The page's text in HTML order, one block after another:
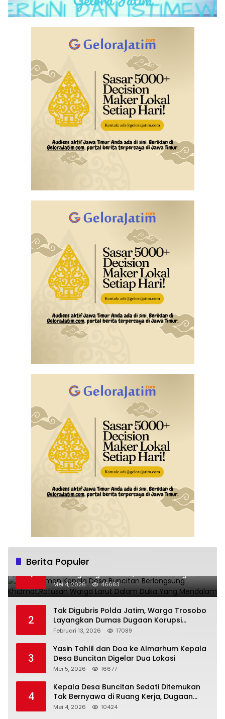
Berita Populer
1
Pemakaman Kepala Desa Buncitan
Berlangsung Khidmat,Ratusan Warga
Larut Dalam Duka Yang Mendalam
Mei 4, 2026 46683
2
Tak Digubris Polda Jatim, Warga Trosobo
Layangkan Dumas Dugaan Korupsi
Oknum DPRD Sidoarjo ke Kapolri
Februari 13, 2026 17089
3
Yasin Tahlil dan Doa ke Almarhum Kepala
Desa Buncitan Digelar Dua Lokasi
Mei 5, 2026 16677
4
Kepala Desa Buncitan Sedati Ditemukan
Tak Bernyawa di Ruang Kerja, Dugaan
Bunuh Diri Menguat
Mei 4, 2026 10424